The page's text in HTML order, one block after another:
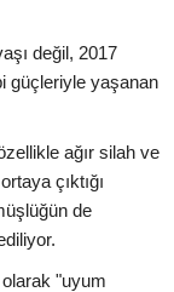
değil, 2017
güçleriyle yaşanan
ağır silah ve
çıktığı
de
"uyum